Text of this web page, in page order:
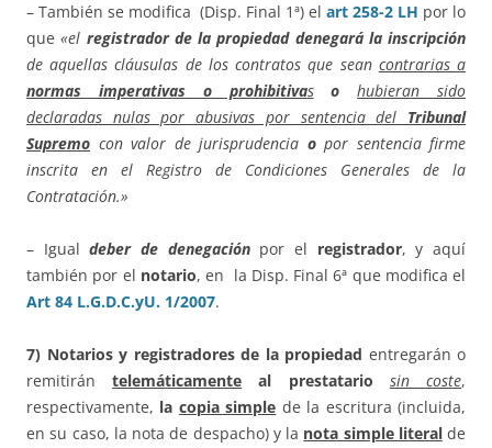
– También se modifica (Disp. Final 1ª) el art 258-2 LH por lo
que«el registrador de la propiedad denegará la inscripción
de aquellas cláusulas de los contratos que sean contrarias a
normas imperativas o prohibitivas o
hubieran sido
declaradas nulas por abusivas por sentencia del Tribunal
Supremo con valor de jurisprudencia opor sentencia firme
inscrita en el Registro de Condiciones Generales de la
Contratación.»
– Igualdeber de denegaciónpor el registrador, y aquí
también por el notario, en la Disp. Final 6ª que modifica el
Art 84 L.G.D.C.yU. 1/2007.
7) Notarios y registradores de la propiedad entregarán o
remitirántelemáticamente al prestatario sin coste,
respectivamente, la copia simple de la escritura (incluida,
en su caso, la nota de despacho) y la nota simple literalde